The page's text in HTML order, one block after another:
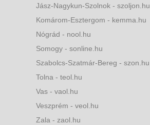
Jász-Nagykun-Szolnok - szoljon.hu
Komárom-Esztergom - kemma.hu
Nógrád - nool.hu
Somogy - sonline.hu
Szabolcs-Szatmár-Bereg - szon.hu
Tolna - teol.hu
Vas - vaol.hu
Veszprém - veol.hu
Zala - zaol.hu